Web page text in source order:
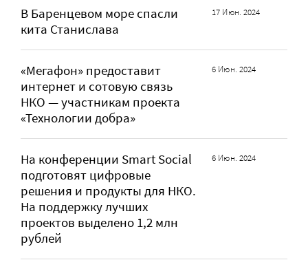
В Баренцевом море спасли
кита Станислава
17 Июн. 2024
«Мегафон» предоставит
интернет и сотовую связь
НКО — участникам проекта
«Технологии добра»
6 Июн. 2024
На конференции Smart Social
подготовят цифровые
решения и продукты для НКО.
На поддержку лучших
проектов выделено 1,2 млн
рублей
6 Июн. 2024